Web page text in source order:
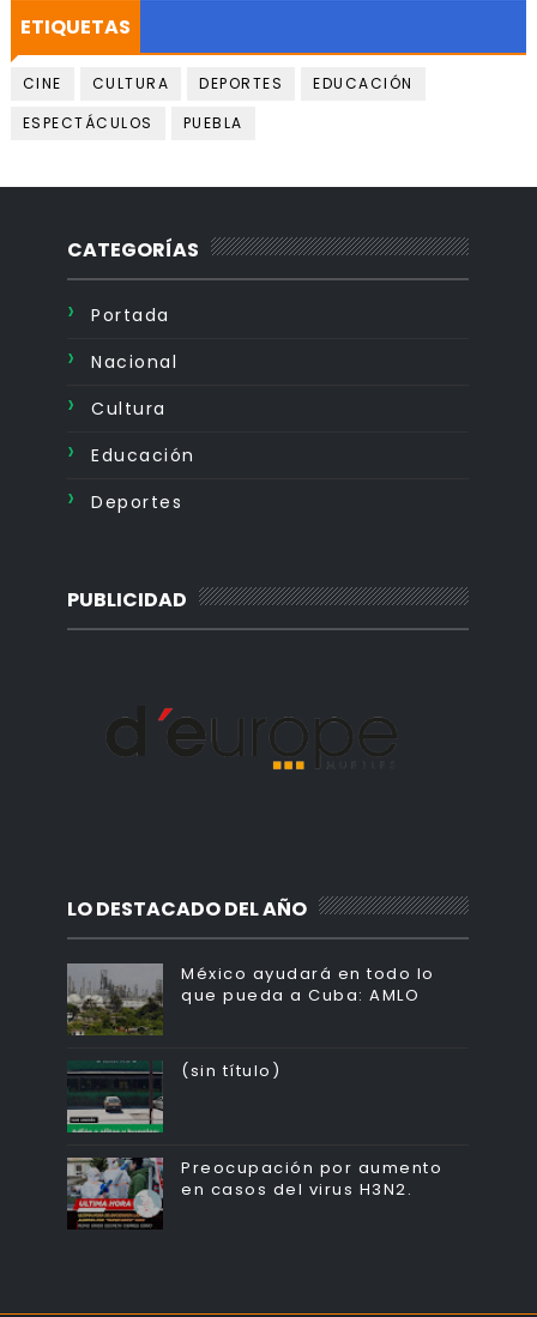
ETIQUETAS
CINE CULTURA DEPORTES
EDUCACIÓN
ESPECTÁCULOS
PUEBLA
CATEGORÍAS
Portada
Nacional
Cultura
Educación
Deportes
PUBLICIDAD
LO DESTACADO DEL AÑO
México ayudará en todo lo
que pueda a Cuba: AMLO
(sin título)
Preocupación por aumento
en casos del virus H3N2.